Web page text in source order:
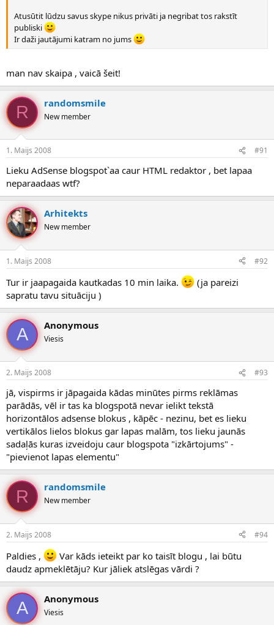
Atusūtit lūdzu savus skype nikus privāti ja negribat tos rakstīt
publiski
Ir daži jautājumi katram no jums
man nav skaipa , vaicā šeit!
R randomsmile
New member
1. Maijs 2008 #91
Lieku AdSense blogspot`aa caur HTML redaktor , bet lapaa
neparaadaas wtf?
Arhitekts
New member
1. Maijs 2008 #92
Tur ir jaapagaida kautkadas 10 min laika.
(ja pareizi
sapratu tavu situāciju )
A Anonymous
Viesis
2. Maijs 2008 #93
jā, vispirms ir jāpagaida kādas minūtes pirms reklāmas
parādās, vēl ir tas ka blogspotā nevar ielikt tekstā
horizontālos adsense blokus , kāpēc - nezinu, bet es lieku
vertikālos lielos blokus gar lapas malām, tos lieku jaunās
sadaļās kuras izveidoju caur blogspota "izkārtojums" -
"pievienot lapas elementu"
R randomsmile
New member
2. Maijs 2008 #94
Paldies ,
Var kāds ieteikt par ko taisīt blogu , lai būtu
daudz apmeklētāju? Kur jāliek atslēgas vārdi ?
A Anonymous
Viesis